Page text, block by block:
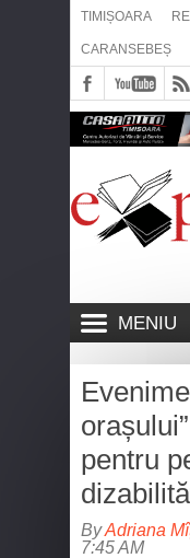
TIMIȘOARA
CARANSEBEȘ
MENIU
pentru
ByAdriana
7:45 AM